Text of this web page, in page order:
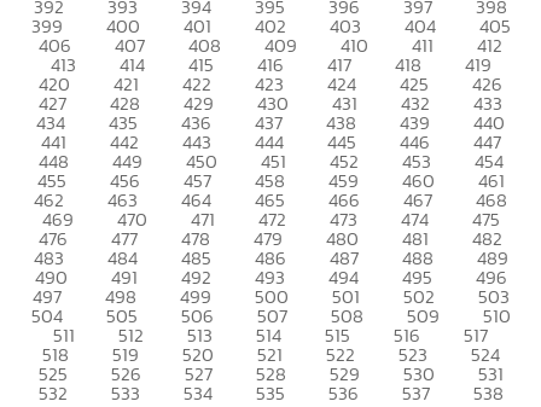
392 393 394 395 396 397 398
399 400 401 402 403 404 405
406 407 408 409 410 411 412
413 414 415 416 417 418 419
420 421 422 423 424 425 426
427 428 429 430 431 432 433
434 435 436 437 438 439 440
441 442 443 444 445 446 447
448 449 450 451 452 453 454
455 456 457 458 459 460 461
462 463 464 465 466 467 468
469 470 471 472 473 474 475
476 477 478 479 480 481 482
483 484 485 486 487 488 489
490 491 492 493 494 495 496
497 498 499 500 501 502 503
504 505 506 507 508 509 510
511 512 513 514 515 516 517
518 519 520 521 522 523 524
525 526 527 528 529 530 531
532 533 534 535 536 537 538